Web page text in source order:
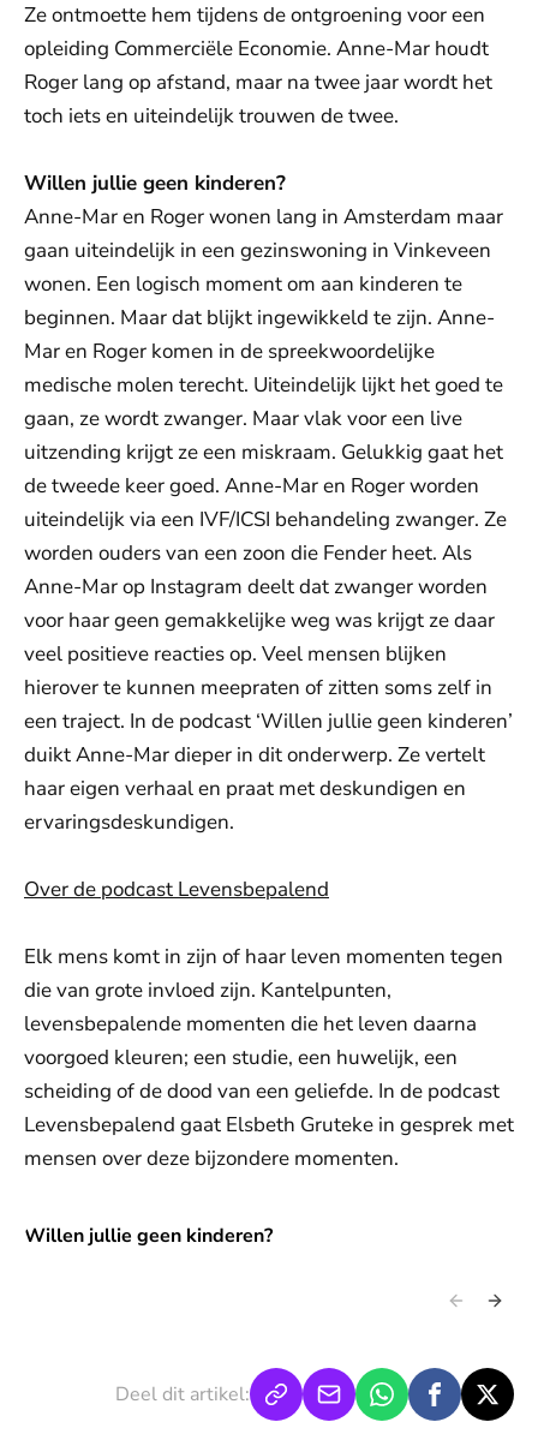
Ze ontmoette hem tijdens de ontgroening voor een
opleiding Commerciële Economie. Anne-Mar houdt
Roger lang op afstand, maar na twee jaar wordt het
toch iets en uiteindelijk trouwen de twee.
Willen jullie geen kinderen?
Anne-Mar en Roger wonen lang in Amsterdam maar
gaan uiteindelijk in een gezinswoning in Vinkeveen
wonen. Een logisch moment om aan kinderen te
beginnen. Maar dat blijkt ingewikkeld te zijn. Anne-
Mar en Roger komen in de spreekwoordelijke
medische molen terecht. Uiteindelijk lijkt het goed te
gaan, ze wordt zwanger. Maar vlak voor een live
uitzending krijgt ze een miskraam. Gelukkig gaat het
de tweede keer goed. Anne-Mar en Roger worden
uiteindelijk via een IVF/ICSI behandeling zwanger. Ze
worden ouders van een zoon die Fender heet. Als
Anne-Mar op Instagram deelt dat zwanger worden
voor haar geen gemakkelijke weg was krijgt ze daar
veel positieve reacties op. Veel mensen blijken
hierover te kunnen meepraten of zitten soms zelf in
een traject. In de podcast ‘Willen jullie geen kinderen’
duikt Anne-Mar dieper in dit onderwerp. Ze vertelt
haar eigen verhaal en praat met deskundigen en
ervaringsdeskundigen.
Over de podcast Levensbepalend
Elk mens komt in zijn of haar leven momenten tegen
die van grote invloed zijn. Kantelpunten,
levensbepalende momenten die het leven daarna
voorgoed kleuren; een studie, een huwelijk, een
scheiding of de dood van een geliefde. In de podcast
Levensbepalend gaat Elsbeth Gruteke in gesprek met
mensen over deze bijzondere momenten.
Willen jullie geen kinderen?
Willen jullie geen kinderen?
Deel dit artikel: